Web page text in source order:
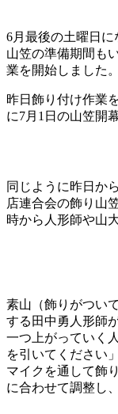
6月最後の土曜日
山笠の準備期間も
業を開始しました。
昨日飾り付け作業
に7月1日の山笠開
同じように昨日か
店連合会の飾り山
時から人形師や山
素山（飾りがつい
する田中勇人形師
一つ上がっていく
を引いてください
マイクを通して飾
に合わせて調整し